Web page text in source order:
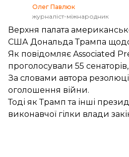
Олег Павлюк
журналіст-міжнародник
Верхня палата
США Дональда Трампа щодо
Як повідомляє Associated
проголосували 55
За словами автора
оголошення війни.
Тоді як Трамп та інші
виконавчої гілки влади